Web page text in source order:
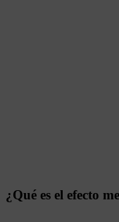
¿Qué es el efecto